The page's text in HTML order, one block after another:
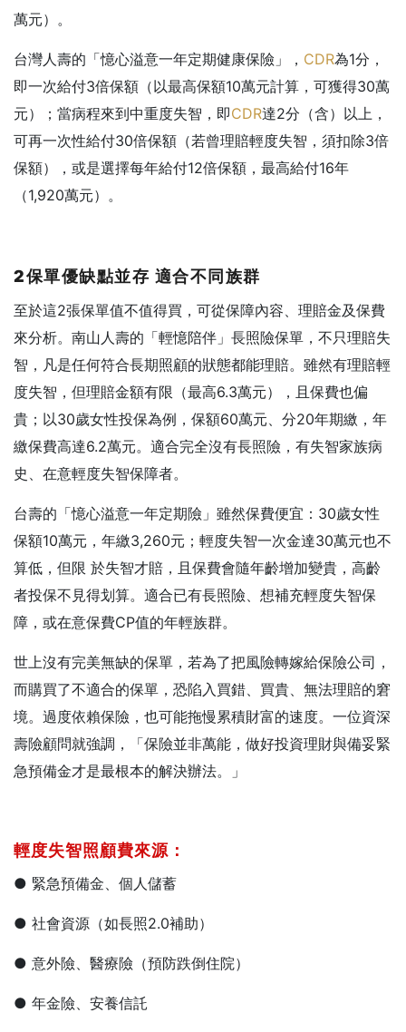
萬元）。
台灣人壽的「憶心溢意一年定期健康保險」， CDR為1分，
即一次給付3倍保額（以最高保額10萬元計算，可獲得30萬
元）；當病程來到中重度失智，即CDR達2分（含）以上，
可再一次性給付30倍保額（若曾理賠輕度失智，須扣除3倍
保額），或是選擇每年給付12倍保額，最高給付16年
（1,920萬元）。
2保單優缺點並存 適合不同族群
至於這2張保單值不值得買，可從保障內容、理賠金及保費
來分析。南山人壽的「輕憶陪伴」長照險保單，不只理賠失
智，凡是任何符合長期照顧的狀態都能理賠。雖然有理賠輕
度失智，但理賠金額有限（最高6.3萬元），且保費也偏
貴；以30歲女性投保為例，保額60萬元、分20年期繳，年
繳保費高達6.2萬元。適合完全沒有長照險，有失智家族病
史、在意輕度失智保障者。
台壽的「憶心溢意一年定期險」雖然保費便宜：30歲女性
保額10萬元，年繳3,260元；輕度失智一次金達30萬元也不
算低，但限 於失智才賠，且保費會隨年齡增加變貴，高齡
者投保不見得划算。適合已有長照險、想補充輕度失智保
障，或在意保費CP值的年輕族群。
世上沒有完美無缺的保單，若為了把風險轉嫁給保險公司，
而購買了不適合的保單，恐陷入買錯、買貴、無法理賠的窘
境。過度依賴保險，也可能拖慢累積財富的速度。一位資深
壽險顧問就強調，「保險並非萬能，做好投資理財與備妥緊
急預備金才是最根本的解決辦法。」
輕度失智照顧費來源：
● 緊急預備金、個人儲蓄
● 社會資源（如長照2.0補助）
● 意外險、醫療險（預防跌倒住院）
● 年金險、安養信託